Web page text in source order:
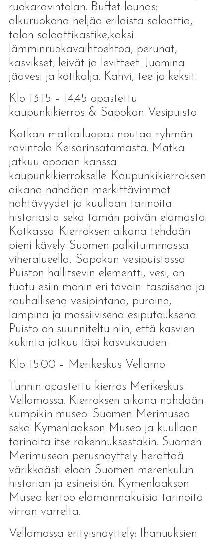
ruokaravintolan. Buffet-lounas:
alkuruokana neljää erilaista salaattia,
talon salaattikastike,kaksi
lämminruokavaihtoehtoa, perunat,
kasvikset, leivät ja levitteet. Juomina
jäävesi ja kotikalja. Kahvi, tee ja keksit.
Klo 13.15 – 14.45 opastettu
kaupunkikierros & Sapokan Vesipuisto
Kotkan matkailuopas noutaa ryhmän
ravintola Keisarinsatamasta. Matka
jatkuu oppaan kanssa
kaupunkikierrokselle. Kaupunkikierroksen
aikana nähdään merkittävimmät
nähtävyydet ja kuullaan tarinoita
historiasta sekä tämän päivän elämästä
Kotkassa. Kierroksen aikana tehdään
pieni kävely Suomen palkituimmassa
viheralueella, Sapokan vesipuistossa.
Puiston hallitsevin elementti, vesi, on
tuotu esiin monin eri tavoin: tasaisena ja
rauhallisena vesipintana, puroina,
lampina ja massiivisena esiputouksena.
Puisto on suunniteltu niin, että kasvien
kukinta jatkuu läpi kasvukauden.
Klo 15.00 – Merikeskus Vellamo
Tunnin opastettu kierros Merikeskus
Vellamossa. Kierroksen aikana nähdään
kumpikin museo: Suomen Merimuseo
sekä Kymenlaakson Museo ja kuullaan
tarinoita itse rakennuksestakin. Suomen
Merimuseon perusnäyttely herättää
värikkäästi eloon Suomen merenkulun
historian ja esineistön. Kymenlaakson
Museo kertoo elämänmakuisia tarinoita
virran varrelta.
Vellamossa erityisnäyttely: Ihanuuksien